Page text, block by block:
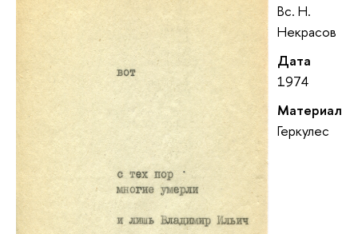
Вс. Н.
Некрасов
Дата
1974
Материал
Геркулес